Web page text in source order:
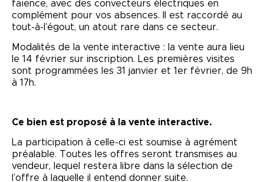
faïence, avec des convecteurs électriques en
complément pour vos absences. Il est raccordé au
tout-à-l’égout, un atout rare dans ce secteur.
Modalités de la vente interactive : la vente aura lieu
le 14 février sur inscription. Les premières visites
sont programmées les 31 janvier et 1er février, de 9h
à 17h.
Ce bien est proposé à la vente interactive.
La participation à celle-ci est soumise à agrément
préalable. Toutes les offres seront transmises au
vendeur, lequel restera libre dans la sélection de
l’offre à laquelle il entend donner suite.